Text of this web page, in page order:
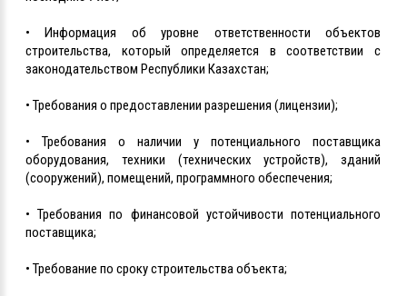
• Информация об уровне ответственности объектов
строительства, который определяется в соответствии с
законодательством Республики Казахстан;
• Требования о предоставлении разрешения (лицензии);
• Требования о наличии у потенциального поставщика
оборудования, техники (технических устройств), зданий
(сооружений), помещений, программного обеспечения;
• Требования по финансовой устойчивости потенциального
поставщика;
• Требование по сроку строительства объекта;